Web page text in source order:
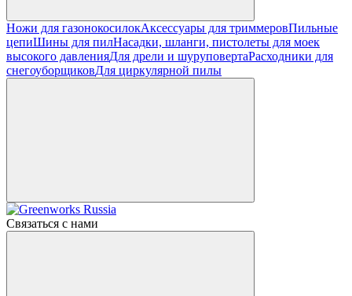
Ножи для газонокосилокАксессуары для триммеровПильные
цепиШины для пилНасадки, шланги, пистолеты для моек
высокого давленияДля дрели и шуруповертаРасходники для
снегоуборщиковДля циркулярной пилы
Связаться с нами